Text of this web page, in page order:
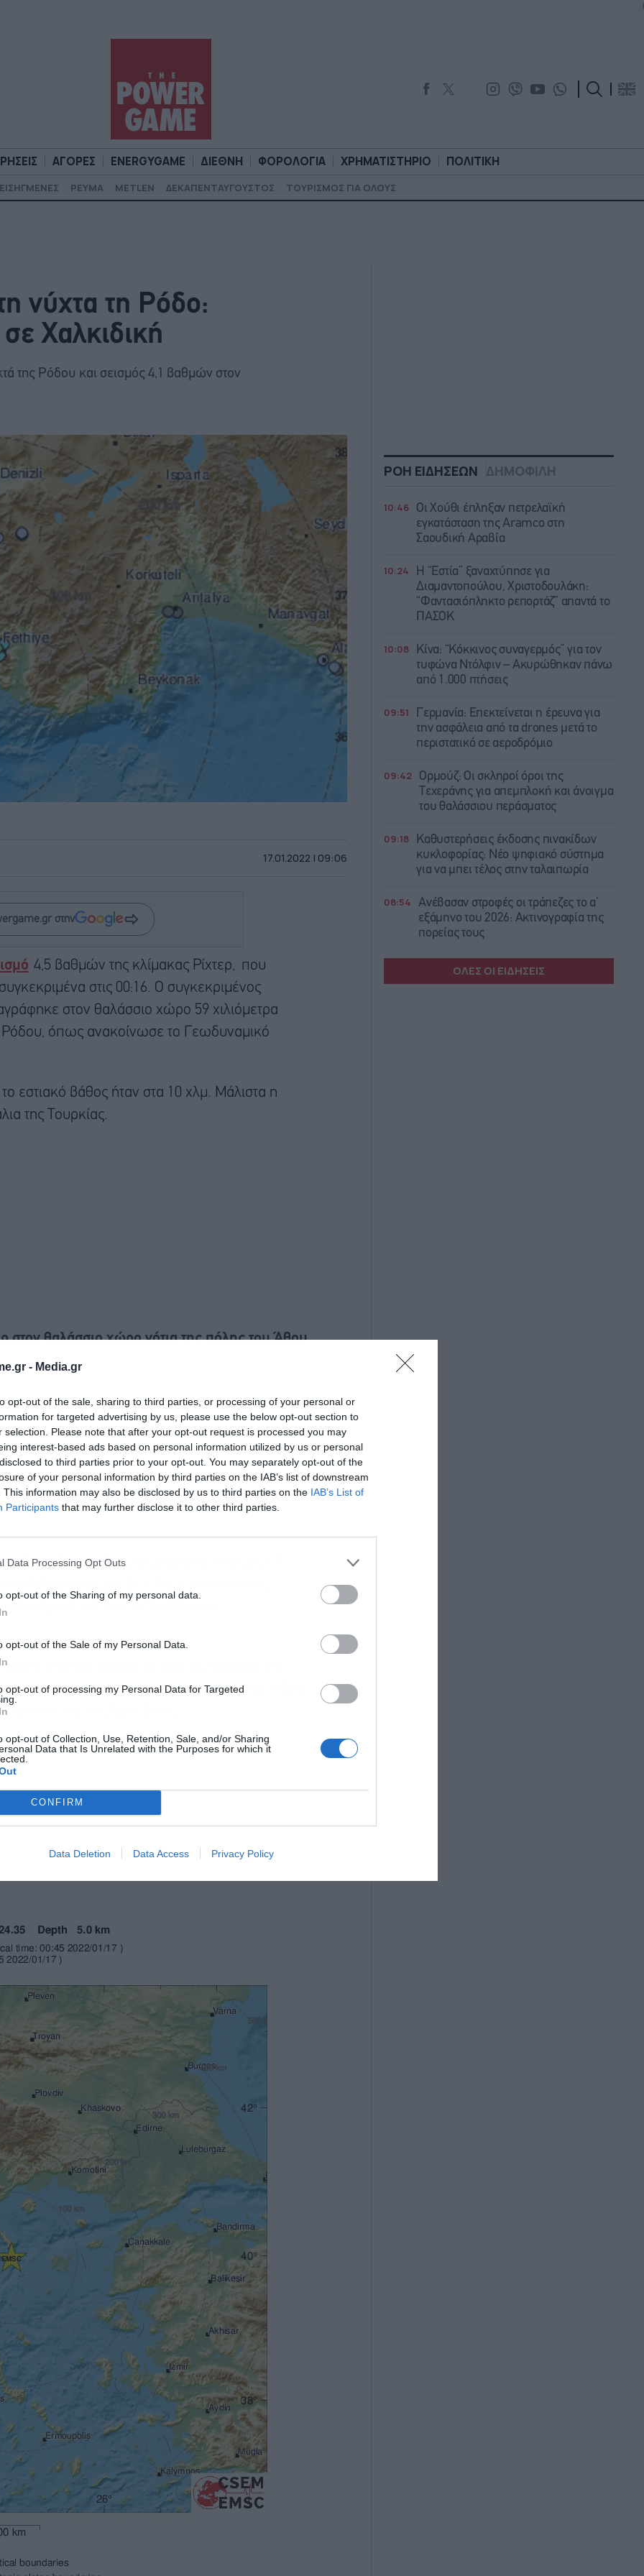
- Media.gr
opt-out of the sale, sharing to third parties, or processing of your personal or
for targeted advertising by us, please use the below opt-out section to
selection. Please note that after your opt-out request is processed you may
interest-based ads based on personal information utilized by us or personal
to third parties prior to your opt-out. You may separately opt-out of the
of your personal information by third parties on the IAB’s list of downstream
This information may also be disclosed by us to third parties on the IAB’s List of
Participants that may further disclose it to other third parties.
Data Processing Opt Outs
opt-out of the Sharing of my personal data.
opt-out of the Sale of my Personal Data.
opt-out of processing my Personal Data for Targeted
opt-out of Collection, Use, Retention, Sale, and/or Sharing
Data that Is Unrelated with the Purposes for which it
CONFIRM
Data Deletion Data Access Privacy Policy
ΑΓΟΡΕΣ ENERGYGAME ΔΙΕΘΝΗ ΦΟΡΟΛΟΓΙΑ ΧΡΗΜΑΤΙΣΤΗΡΙΟ ΠΟΛΙΤΙΚΗ
ΕΙΣΗΓΜΕΝΕΣ ΡΕΥΜΑ METLEN ΔΕΚΑΠΕΝΤΑΥΓΟΥΣΤΟΣ ΤΟΥΡΙΣΜΟΣ ΓΙΑ ΟΛΟΥΣ
νύχτα τη Ρόδο:
Χαλκιδική
της Ρόδου και σεισμός 4,1 βαθμών στον
17.01.2022 | 09:06
στην
4,5 βαθμών της κλίμακας Ρίχτερ, που
στις 00:16. Ο συγκεκριμένος
στον θαλάσσιο χώρο 59 χιλιόμετρα
Ρόδου, όπως ανακοίνωσε το Γεωδυναμικό
εστιακό βάθος ήταν στα 10 χλμ. Μάλιστα η
της Τουρκίας.
στον θαλάσσιο χώρο νότια της πόλης του Άθου
Χαλκιδική,καθώς σημειώθηκε σεισμός 4,1
θαλάσσιο χώρο 22 χιλιόμετρα νότια της
Ινστιτούτο του Εθνικού
από τον ισχυρό σεισμό 5,4 βαθμών της
νότια-νοτιοδυτικά της πόλης του Άθου,
και της Χαλκιδικής.
ΡΟΗ ΕΙΔΗΣΕΩΝ ΔΗΜΟΦΙΛΗ
10:46
Οι Χούθι έπληξαν πετρελαϊκή
εγκατάσταση της Aramco στη
Σαουδική Αραβία
10:24
Η “Εστία” ξαναχτύπησε για
Διαμαντοπούλου, Χριστοδουλάκη:
“Φαντασιόπληκτο ρεπορτάζ” απαντά το
ΠΑΣΟΚ
10:08
Κίνα: “Κόκκινος συναγερμός” για τον
τυφώνα Ντόλφιν – Ακυρώθηκαν πάνω
από 1.000 πτήσεις
09:51
Γερμανία: Επεκτείνεται η έρευνα για
την ασφάλεια από τα drones μετά το
περιστατικό σε αεροδρόμιο
09:42
Ορμούζ: Οι σκληροί όροι της
Τεχεράνης για απεμπλοκή και άνοιγμα
του θαλάσσιου περάσματος
09:18
Καθυστερήσεις έκδοσης πινακίδων
κυκλοφορίας: Νέο ψηφιακό σύστημα
για να μπει τέλος στην ταλαιπωρία
08:54
Ανέβασαν στροφές οι τράπεζες το α’
εξάμηνο του 2026: Ακτινογραφία της
πορείας τους
ΟΛΕΣ ΟΙ ΕΙΔΗΣΕΙΣ